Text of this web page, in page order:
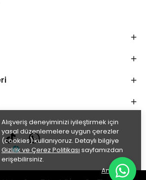
Alışveriş deneyiminizi iyileştirmek için
yasal düzenlemelere uygun çerezler
(cookies) kullanıyoruz. Detaylı bilgiye
Gizlilik ve Çerez Politikası sayfamızdan
erişebilirsiniz.
Anladım